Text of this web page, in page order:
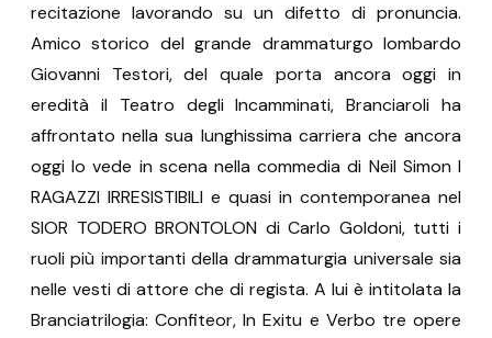
recitazione lavorando su un difetto di pronuncia.
Amico storico del grande drammaturgo lombardo
Giovanni Testori, del quale porta ancora oggi in
eredità il Teatro degli Incamminati, Branciaroli ha
affrontato nella sua lunghissima carriera che ancora
oggi lo vede in scena nella commedia di Neil Simon I
RAGAZZI IRRESISTIBILI e quasi in contemporanea nel
SIOR TODERO BRONTOLON di Carlo Goldoni, tutti i
ruoli più importanti della drammaturgia universale sia
nelle vesti di attore che di regista. A lui è intitolata la
Branciatrilogia: Confiteor, In Exitu e Verbo tre opere